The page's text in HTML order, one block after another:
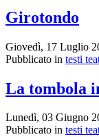
Girotondo
Giovedì, 17 Luglio
Pubblicato in testi
La tombola
Lunedì, 03 Giugno
Pubblicato in testi